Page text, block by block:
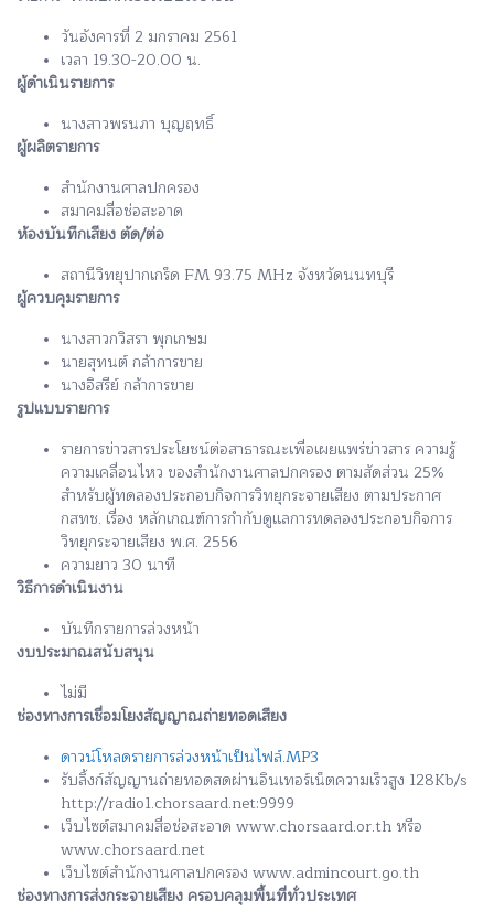
วันอังคารที่ 2 มกราคม 2561
เวลา 19.30-20.00 น.
ผู้ดำเนินรายการ
นางสาวพรนภา บุญฤทธิ์
ผู้ผลิตรายการ
สำนักงานศาลปกครอง
สมาคมสื่อช่อสะอาด
ห้องบันทึกเสียง ตัด/ต่อ
สถานีวิทยุปากเกร็ด FM 93.75 MHz จังหวัดนนทบุรี
ผู้ควบคุมรายการ
นางสาวกวิสรา พุกเกษม
นายสุทนต์ กล้าการขาย
นางอิสรีย์ กล้าการขาย
รูปแบบรายการ
รายการข่าวสารประโยชน์ต่อสาธารณะเพื่อเผยแพร่ข่าวสาร ความรู้
ความเคลื่อนไหว ของสำนักงานศาลปกครอง ตามสัดส่วน 25%
สำหรับผู้ทดลองประกอบกิจการวิทยุกระจายเสียง ตามประกาศ
กสทช. เรื่อง หลักเกณฑ์การกำกับดูแลการทดลองประกอบกิจการ
วิทยุกระจายเสียง พ.ศ. 2556
ความยาว 30 นาที
วิธีการดำเนินงาน
บันทึกรายการล่วงหน้า
งบประมาณสนับสนุน
ไม่มี
ช่องทางการเชื่อมโยงสัญญาณถ่ายทอดเสียง
ดาวน์โหลดรายการล่วงหน้าเป็นไฟล์.MP3
รับลิ้งก์สัญญานถ่ายทอดสดผ่านอินเทอร์เน็ตความเร็วสูง 128Kb/s
http://radio1.chorsaard.net:9999
เว็บไซต์สมาคมสื่อช่อสะอาด www.chorsaard.or.th หรือ
www.chorsaard.net
เว็บไซต์สำนักงานศาลปกครอง www.admincourt.go.th
ช่องทางการส่งกระจายเสียง ครอบคลุมพื้นที่ทั่วประเทศ